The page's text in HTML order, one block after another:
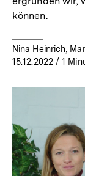
können.
Nina Heinrich,
15.12.2022/ 1